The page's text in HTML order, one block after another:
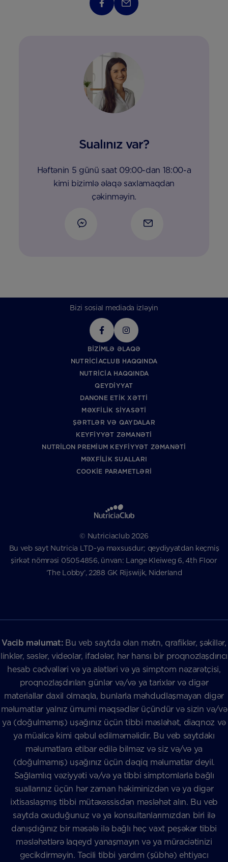
Sualınız var?
Həftənin 5 günü saat 09:00-dan 18:00-a
kimi bizimlə əlaqə saxlamaqdan
çəkinməyin.
Bizi sosial mediada izləyin
BIZIMLƏ ƏLAQƏ
NUTRICIACLUB HAQQINDA
NUTRICIA HAQQINDA
QEYDIYYAT
DANONE ETIK XƏTTI
MƏXFILIK SIYASƏTI
ŞƏRTLƏR VƏ QAYDALAR
KEYFIYYƏT ZƏMANƏTI
NUTRILON PREMIUM KEYFIYYƏT ZƏMANƏTI
MƏXFILIK SUALLARI
COOKIE PARAMETLƏRI
© Nutriciaclub 2026
Bu veb sayt Nutricia LTD-yə məxsusdur; qeydiyyatdan keçmiş
şirkət nömrəsi 05054856, ünvan: Lange Kleiweg 6, 4th Floor
‘The Lobby’, 2288 GK Rijswijk, Niderland
Vacib məlumat:Bu veb saytda olan mətn, qrafiklər, şəkillər,
linklər, səslər, videolar, ifadələr, hər hansı bir proqnozlaşdırıcı
hesab cədvəlləri və ya alətləri və ya simptom nəzarətçisi,
proqnozlaşdırılan günlər və/və ya tarixlər və digər
materiallar daxil olmaqla, bunlarla məhdudlaşmayan digər
məlumatlar yalnız ümumi məqsədlər üçündür və sizin və/və
ya (doğulmamış) uşağınız üçün tibbi məsləhət, diaqnoz və
ya müalicə kimi qəbul edilməməlidir. Bu veb saytdakı
məlumatlara etibar edilə bilməz və siz və/və ya
(doğulmamış) uşağınız üçün dəqiq məlumatlar deyil.
Sağlamlıq vəziyyəti və/və ya tibbi simptomlarla bağlı
suallarınız üçün hər zaman həkiminizdən və ya digər
ixtisaslaşmış tibbi mütəxəssisdən məsləhət alın. Bu veb
saytda oxuduğunuz və ya konsultanlarımızdan biri ilə
danışdığınız bir məsələ ilə bağlı heç vaxt peşəkar tibbi
məsləhətlərə laqeyd yanaşmayın və ya müraciətinizi
gecikdirməyin. Təcili tibbi yardım (şübhə) ehtiyacı